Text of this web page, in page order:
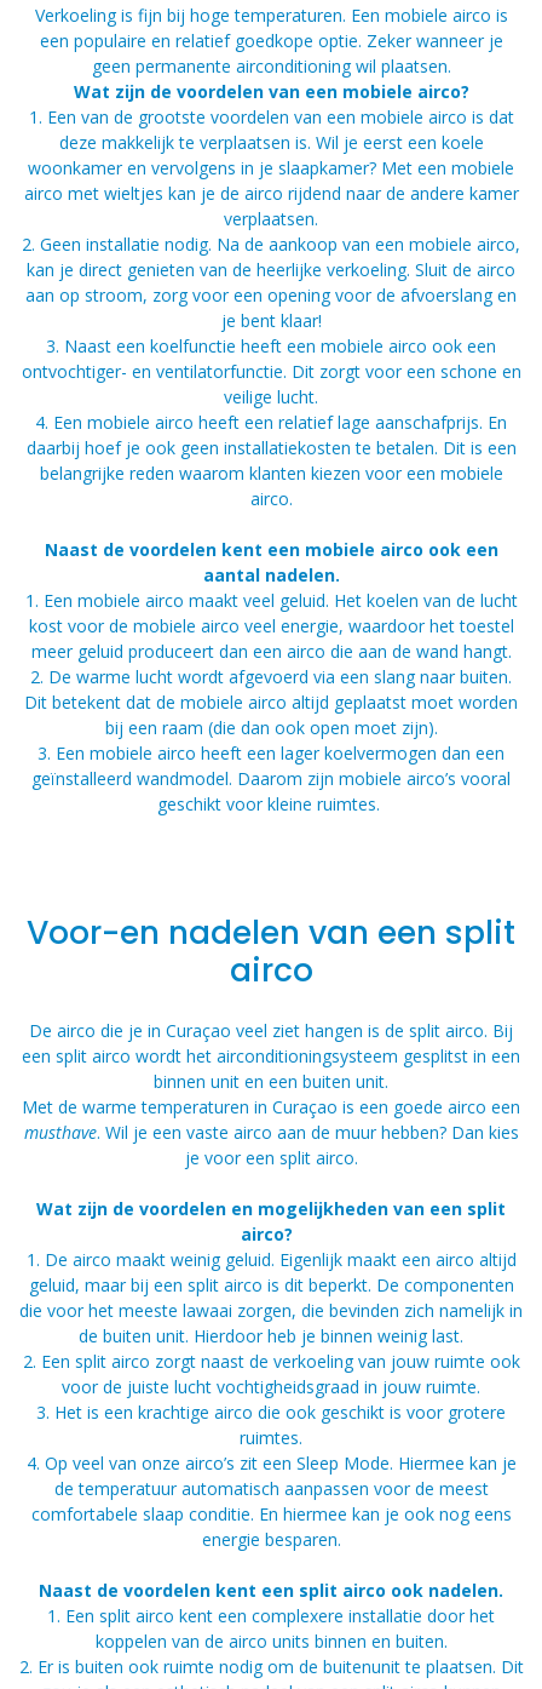
Verkoeling is fijn bij hoge temperaturen. Een mobiele airco is
een populaire en relatief goedkope optie. Zeker wanneer je
geen permanente airconditioning wil plaatsen.
​Wat zijn de voordelen van een mobiele airco?
1. Een van de grootste voordelen van een mobiele airco is dat
deze makkelijk te verplaatsen is. Wil je eerst een koele
woonkamer en vervolgens in je slaapkamer? Met een mobiele
airco met wieltjes kan je de airco rijdend naar de andere kamer
verplaatsen.
2. Geen installatie nodig. Na de aankoop van een mobiele airco,
kan je direct genieten van de heerlijke verkoeling. Sluit de airco
aan op stroom, zorg voor een opening voor de afvoerslang en
je bent klaar!
3. Naast een koelfunctie heeft een mobiele airco ook een
ontvochtiger- en ventilatorfunctie. Dit zorgt voor een schone en
veilige lucht.
4. Een mobiele airco heeft een relatief lage aanschafprijs. En
daarbij hoef je ook geen installatiekosten te betalen. Dit is een
belangrijke reden waarom klanten kiezen voor een mobiele
airco.
Naast de voordelen kent een mobiele airco ook een
aantal nadelen.
1. Een mobiele airco maakt veel geluid. Het koelen van de lucht
kost voor de mobiele airco veel energie, waardoor het toestel
meer geluid produceert dan een airco die aan de wand hangt.
2. De warme lucht wordt afgevoerd via een slang naar buiten.
Dit betekent dat de mobiele airco altijd geplaatst moet worden
bij een raam (die dan ook open moet zijn).
3. Een mobiele airco heeft een lager koelvermogen dan een
geïnstalleerd wandmodel. Daarom zijn mobiele airco’s vooral
geschikt voor kleine ruimtes.
Voor-en nadelen van een split
airco
De airco die je in Curaçao veel ziet hangen is de split airco. Bij
een split airco wordt het airconditioningsysteem gesplitst in een
binnen unit en een buiten unit.
Met de warme temperaturen in Curaçao is een goede airco een
musthave. Wil je een vaste airco aan de muur hebben? Dan kies
je voor een split airco.
Wat zijn de voordelen en mogelijkheden van een split
airco?
1. De airco maakt weinig geluid. Eigenlijk maakt een airco altijd
geluid, maar bij een split airco is dit beperkt. De componenten
die voor het meeste lawaai zorgen, die bevinden zich namelijk in
de buiten unit. Hierdoor heb je binnen weinig last.
2. Een split airco zorgt naast de verkoeling van jouw ruimte ook
voor de juiste lucht vochtigheidsgraad in jouw ruimte.
3. Het is een krachtige airco die ook geschikt is voor grotere
ruimtes.
4. Op veel van onze airco’s zit een Sleep Mode. Hiermee kan je
de temperatuur automatisch aanpassen voor de meest
comfortabele slaap conditie. En hiermee kan je ook nog eens
energie besparen.
Naast de voordelen kent een split airco ook nadelen.
1. Een split airco kent een complexere installatie door het
koppelen van de airco units binnen en buiten.
2. Er is buiten ook ruimte nodig om de buitenunit te plaatsen. Dit